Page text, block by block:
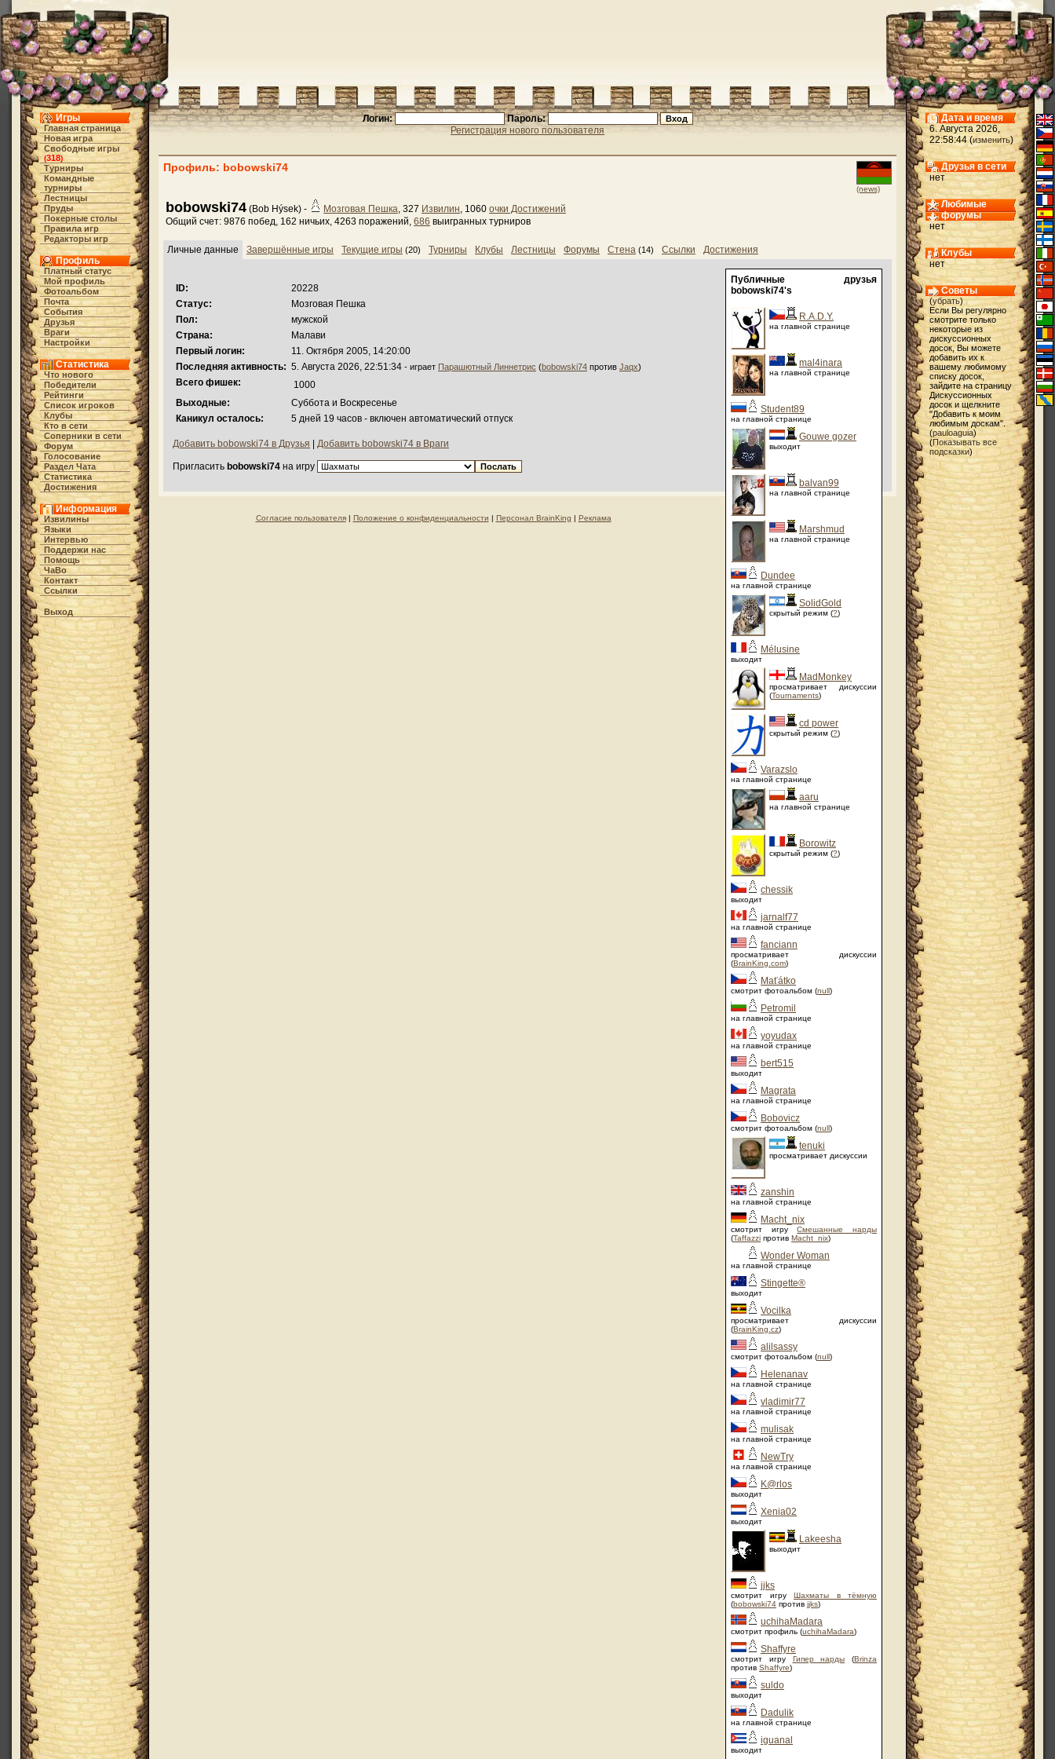
Игры
Главная страница
Новая игра
Свободные игры
(318)
Турниры
Командные
турниры
Лестницы
Пруды
Покерные столы
Правила игр
Редакторы игр
Профиль
Платный статус
Мой профиль
Фотоальбом
Почта
События
Друзья
Враги
Настройки
Статистика
Что нового
Победители
Рейтинги
Список игроков
Клубы
Кто в cети
Соперники в сети
Форум
Голосование
Раздел Чата
Статистика
Достижения
Информация
Извилины
Языки
Интервью
Поддержи нас
Помощь
ЧаВо
Контакт
Ссылки
Выход
Логин:
Пароль:
Регистрация нового пользователя
(news)
Профиль: bobowski74
bobowski74 (Bob Hýsek) - Мозговая Пешка, 327 Извилин, 1060 очки Достижений
Общий счет: 9876 побед, 162 ничьих, 4263 поражений, 686 выигранных турниров
Личные данные Завершённые игры Текущие игры (20) Турниры Клубы Лестницы Форумы Стена (14) Ссылки Достижения
Публичные друзья
bobowski74's
R.A.D.Y.
на главной странице
mal4inara
на главной странице
Student89
на главной странице
Gouwe gozer
выходит
balvan99
на главной странице
Marshmud
на главной странице
Dundee
на главной странице
SolidGold
скрытый режим (?)
Mélusine
выходит
MadMonkey
просматривает дискуссии
(Tournaments)
cd power
скрытый режим (?)
Varazslo
на главной странице
aaru
на главной странице
Borowitz
скрытый режим (?)
chessik
выходит
jarnalf77
на главной странице
fanciann
просматривает дискуссии
(BrainKing.com)
Maťátko
смотрит фотоальбом (null)
Petromil
на главной странице
yoyudax
на главной странице
bert515
выходит
Magrata
на главной странице
Bobovicz
смотрит фотоальбом (null)
tenuki
просматривает дискуссии
zanshin
на главной странице
Macht_nix
смотрит игруСмешанные нарды
(Taffazzi против Macht_nix)
Wonder Woman
на главной странице
Stingette®
выходит
Vocilka
просматривает дискуссии
(BrainKing.cz)
alilsassy
смотрит фотоальбом (null)
Helenanav
на главной странице
vladimir77
на главной странице
mulisak
на главной странице
NewTry
на главной странице
K@rlos
выходит
Xenia02
выходит
Lakeesha
выходит
jjks
смотрит игру Шахматы в тёмную
(bobowski74 против jjks)
uchihaMadara
смотрит профиль (uchihaMadara)
Shaffyre
смотрит игру Гипер нарды (Brinza
против Shaffyre)
suldo
выходит
Dadulik
на главной странице
iguanal
выходит
ID:
20228
Статус:
Мозговая Пешка
Пол:
мужской
Страна:
Малави
Первый логин:
11. Октября 2005, 14:20:00
Последняя активность: 5. Августа 2026, 22:51:34 - играет Парашютный Линнетрис (bobowski74 против Jaqx)
Всего фишек:
1000
Выходные:
Суббота и Воскресенье
Каникул осталось:
5 дней 19 часов - включен автоматический отпуск
Добавить bobowski74 в Друзья Добавить bobowski74 в Враги
Пригласить bobowski74 на игру
Согласие пользователя| Положение о конфиденциальности | Персонал BrainKing | Реклама
Дата и время
6. Августа 2026,
22:58:44 (изменить)
Друзья в сети
нет
Любимые
форумы
нет
Клубы
нет
Советы
(убрать)
Если Вы регулярно
смотрите только
некоторые из
дискуссионных
досок, Вы можете
добавить их к
вашему любимому
списку досок,
зайдите на страницу
Дискуссионных
досок и щелкните
"Добавить к моим
любимым доскам".
(pauloaguia)
(Показывать все
подсказки)